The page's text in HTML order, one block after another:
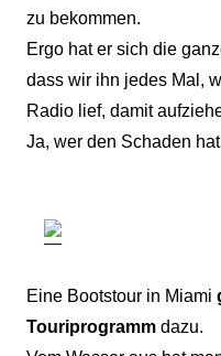
zu bekommen.
Ergo hat er sich die
dass wir ihn jedes Mal,
Radio lief, damit
Ja, wer den Schaden
Eine Bootstour in Miami
Touriprogramm dazu.